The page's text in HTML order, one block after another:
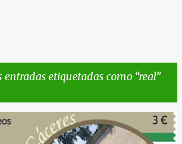
entradas etiquetadas como real